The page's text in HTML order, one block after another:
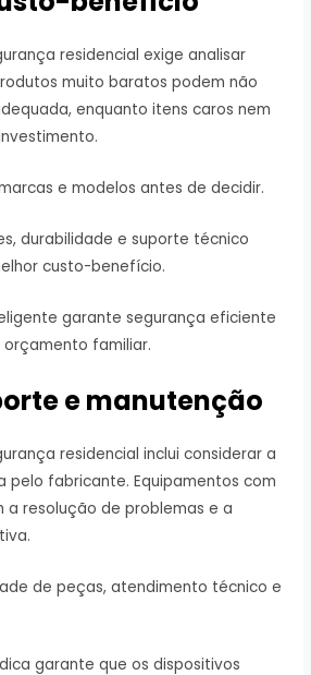
residencial exige analisar
muito baratos podem não
enquanto itens caros nem
e modelos antes de decidir.
durabilidade e suporte técnico
custo-benefício.
garante segurança eficiente
familiar.
e manutenção
residencial inclui considerar a
pelo fabricante. Equipamentos com
resolução de problemas e a
de peças, atendimento técnico e
garante que os dispositivos